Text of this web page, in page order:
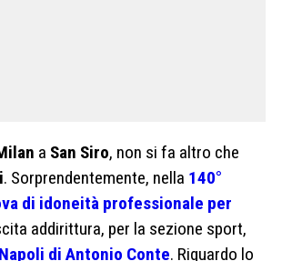
a San Siro, non si fa altro che
. Sorprendentemente, nella 140°
di idoneità professionale per
addirittura, per la sezione sport,
di Antonio Conte. Riguardo lo